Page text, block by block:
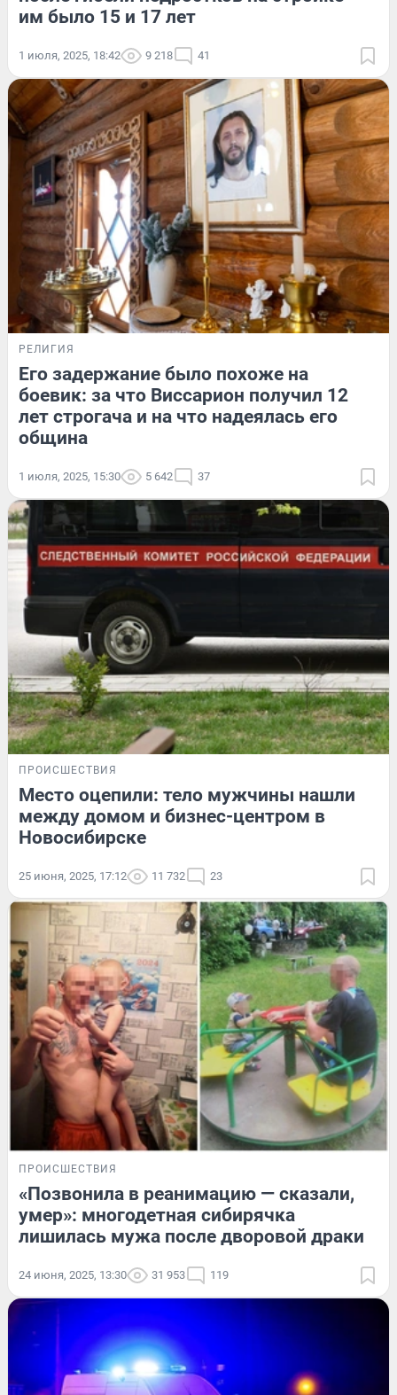
им было 15 и 17 лет
1 июля, 2025, 18:42 9 218 41
РЕЛИГИЯ
Его задержание было похоже на
боевик: за что Виссарион получил 12
лет строгача и на что надеялась его
община
1 июля, 2025, 15:30 5 642 37
ПРОИСШЕСТВИЯ
Место оцепили: тело мужчины нашли
между домом и бизнес-центром в
Новосибирске
25 июня, 2025, 17:12 11 732 23
ПРОИСШЕСТВИЯ
«Позвонила в реанимацию — сказали,
умер»: многодетная сибирячка
лишилась мужа после дворовой драки
24 июня, 2025, 13:30 31 953 119